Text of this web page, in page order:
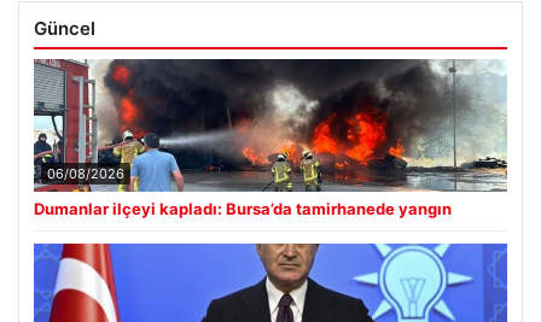
Güncel
06/08/2026
Dumanlar ilçeyi kapladı: Bursa’da tamirhanede yangın